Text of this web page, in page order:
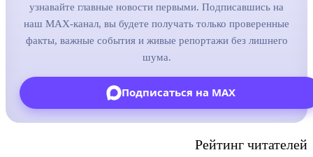
узнавайте главные новости первыми. Подписавшись на
наш MAX-канал, вы будете получать только проверенные
факты, важные события и живые репортажи без лишнего
шума.
Подписаться на MAX
Рейтинг читателей